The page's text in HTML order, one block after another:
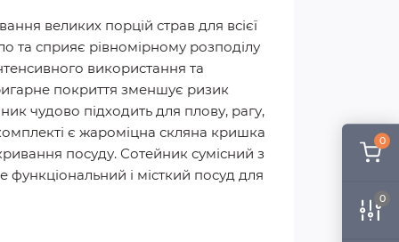
0
0
великих порцій страв для всієї
та сприяє рівномірному розподілу
використання та
покриття зменшує ризик
чудово підходить для плову, рагу,
є жароміцна скляна кришка
посуду. Сотейник сумісний з
і місткий посуд для